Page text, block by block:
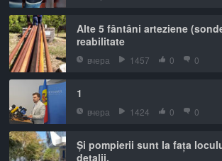
Alte 5 fântâni arteziene
reabilitate
вчера 1457 0 0
1
вчера 1424 0 0
Și pompierii sunt la fața
detalii.